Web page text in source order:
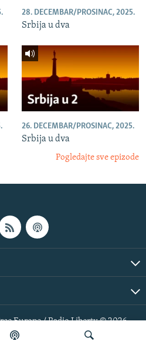
28. DECEMBAR/PROSINAC, 2025.
Srbija u dva
26. DECEMBAR/PROSINAC, 2025.
Srbija u dva
Pogledajte sve epizode
Europe / Radio Liberty © 2026